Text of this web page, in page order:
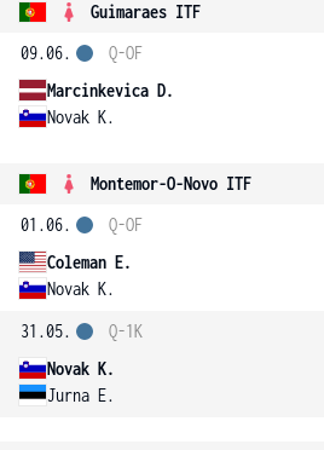
Guimaraes ITF
09.06.
Marcinkevica D.
Novak K.
Q-OF
Montemor-O-Novo ITF
01.06.
Coleman E.
Novak K.
Q-OF
31.05.
Novak K.
Jurna E.
Q-1K